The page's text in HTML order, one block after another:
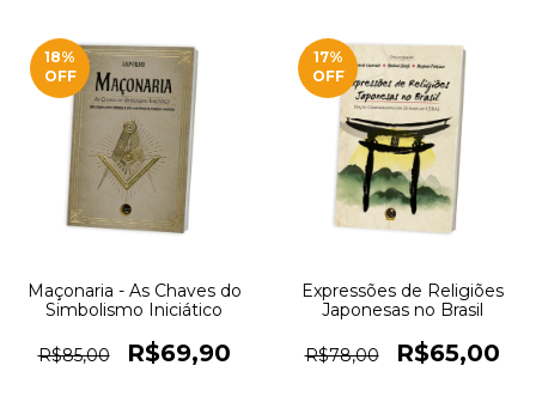
18%
OFF
Maçonaria - As Chaves do
Simbolismo Iniciático
R$85,00 R$69,90
17%
OFF
Expressões de Religiões
Japonesas no Brasil
R$78,00 R$65,00